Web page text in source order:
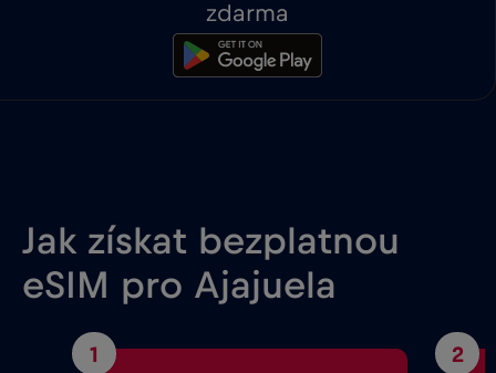
zdarma
Jak získat bezplatnou
eSIM pro Ajajuela
1 2